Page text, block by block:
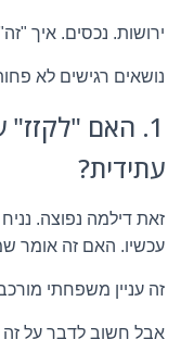
ירושות. נכסים. איך
נושאים רגישים לא
1. האם "לקזז"
עתידית?
זאת דילמה נפוצה.
עכשיו. האם זה אומר
זה עניין משפחתי
אבל חשוב לדבר על